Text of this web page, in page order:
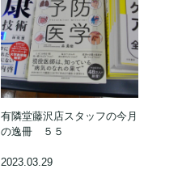
有隣堂藤沢店スタッフの今月
の逸冊 ５５
2023.03.29